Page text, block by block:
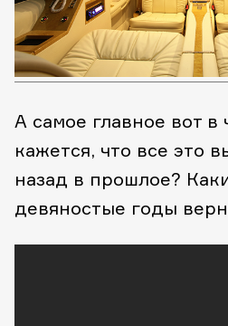
А самое главное вот в
кажется, что все это
назад в прошлое?
девяностые годы